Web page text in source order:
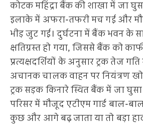
कोटक महिंद्रा बैंक की शाखा में जा
इलाके में अफरा-तफरी मच गई और
भीड़ जुट गई। दुर्घटना में बैंक भवन के
क्षतिग्रस्त हो गया, जिससे बैंक को
प्रत्यक्षदर्शियों के अनुसार ट्रक तेज
अचानक चालक वाहन पर नियंत्रण
ट्रक सड़क किनारे स्थित बैंक में जा
परिसर में मौजूद एटीएम गार्ड बाल-
कुछ और आगे बढ़ जाता या तो बड़ा